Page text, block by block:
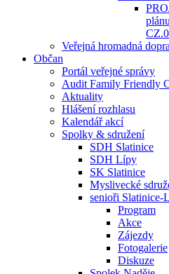
Veřejná hromadná
Občan
Portál veřejné správy
Audit Family Friendly
Aktuality
Hlášení rozhlasu
Kalendář akcí
Spolky & sdružení
SDH Slatinice
SDH Lípy
SK Slatinice
Myslivecké
senioři Slatinice-
Program
Akce
Zájezdy
Fotogalerie
Diskuze